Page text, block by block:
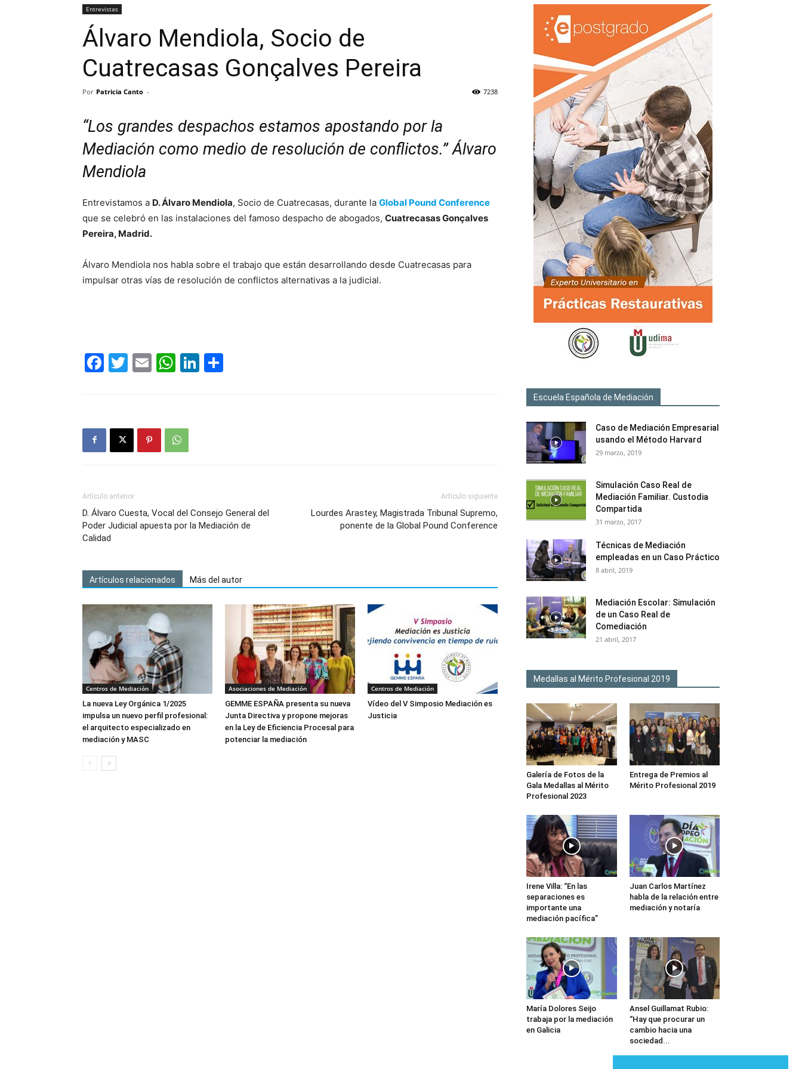
Entrevistas
Álvaro Mendiola, Socio de
Cuatrecasas Gonçalves Pereira
Por Patricia Canto - 7238
“Los grandes despachos estamos apostando por la
Mediación como medio de resolución de conflictos.” Álvaro
Mendiola
Entrevistamos a D. Álvaro Mendiola, Socio de Cuatrecasas, durante la Global Pound Conference
que se celebró en las instalaciones del famoso despacho de abogados, Cuatrecasas Gonçalves
Pereira, Madrid.
Álvaro Mendiola nos habla sobre el trabajo que están desarrollando desde Cuatrecasas para
impulsar otras vías de resolución de conflictos alternativas a la judicial.
Facebook
Twitter
EmailWhatsApp
LinkedIn
Artículo anterior
D. Álvaro Cuesta, Vocal del Consejo General del
Poder Judicial apuesta por la Mediación de
Calidad
Artículo siguiente
Lourdes Arastey, Magistrada Tribunal Supremo,
ponente de la Global Pound Conference
Artículos relacionados Más del autor
Centros de Mediación
La nueva Ley Orgánica 1/2025
impulsa un nuevo perfil profesional:
el arquitecto especializado en
mediación y MASC
Asociaciones de Mediación
GEMME ESPAÑA presenta su nueva
Junta Directiva y propone mejoras
en la Ley de Eficiencia Procesal para
potenciar la mediación
Centros de Mediación
Vídeo del V Simposio Mediación es
Justicia
Escuela Española de Mediación
Caso de Mediación Empresarial
usando el Método Harvard
29 marzo, 2019
Simulación Caso Real de
Mediación Familiar. Custodia
Compartida
31 marzo, 2017
Técnicas de Mediación
empleadas en un Caso Práctico
8 abril, 2019
Mediación Escolar: Simulación
de un Caso Real de
Comediación
21 abril, 2017
Medallas al Mérito Profesional 2019
Galería de Fotos de la
Gala Medallas al Mérito
Profesional 2023
Entrega de Premios al
Mérito Profesional 2019
Irene Villa: “En las
separaciones es
importante una
mediación pacífica”
Juan Carlos Martínez
habla de la relación entre
mediación y notaría
María Dolores Seijo
trabaja por la mediación
en Galicia
Ansel Guillamat Rubio:
“Hay que procurar un
cambio hacia una
sociedad...